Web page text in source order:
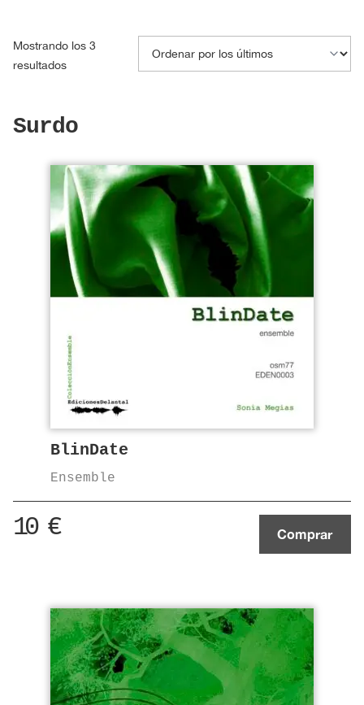
Mostrando los 3
resultadosOrdenado
últimos
Surdo
BlinDate
Ensemble
10 € Comprar